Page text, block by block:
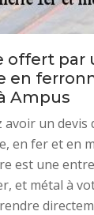
offert par
en
Ampus
avoir un
en fer et en
est une
et métal à